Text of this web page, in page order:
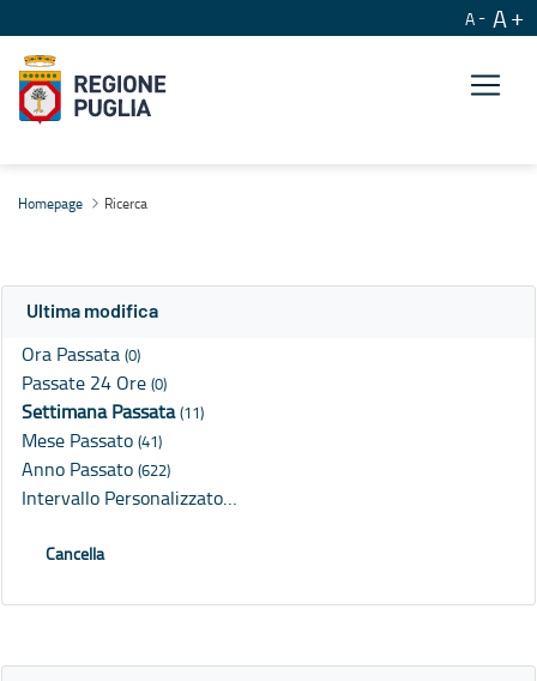
A A
Homepage Ricerca
Ultima modifica
Ora Passata (0)
Passate 24 Ore (0)
Settimana Passata(11)
Mese Passato (41)
Anno Passato (622)
Intervallo Personalizzato…
Cancella